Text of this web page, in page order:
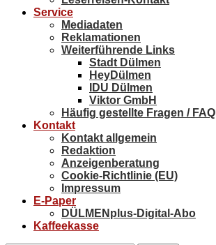
Service
Mediadaten
Reklamationen
Weiterführende Links
Stadt Dülmen
HeyDülmen
IDU Dülmen
Viktor GmbH
Häufig gestellte Fragen / FAQ
Kontakt
Kontakt allgemein
Redaktion
Anzeigenberatung
Cookie-Richtlinie (EU)
Impressum
E-Paper
DÜLMENplus-Digital-Abo
Kaffeekasse